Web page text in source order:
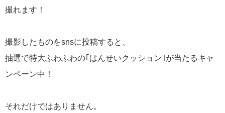
撮れます！
撮影したものをsnsに投稿すると、
抽選で特大ふわふわの｢はんせいクッション｣が当たるキャ
ンペーン中！
それだけではありません。